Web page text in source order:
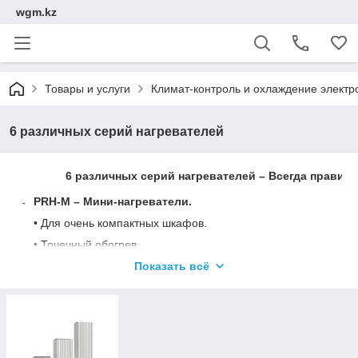
wgm.kz
Товары и услуги Климат-контроль и охлаждение
6 различных серий нагревателей
6 различных серий нагревателей – Всегда
PRH-M – Мини-нагреватели.
• Для очень компактных шкафов.
• Точечный обогрев.
• При небольших потребностях в обогреве.
• Стандартный обогрев для всех областей применения.
Показать всё